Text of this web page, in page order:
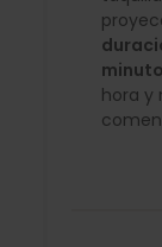
hora y